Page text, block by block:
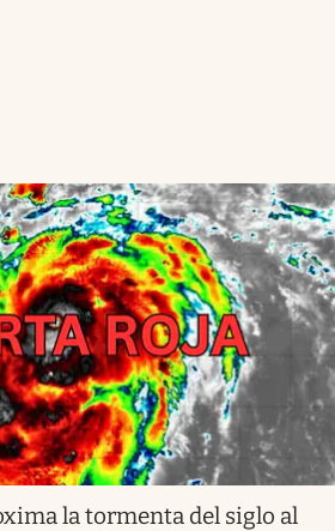
la tormenta del siglo al